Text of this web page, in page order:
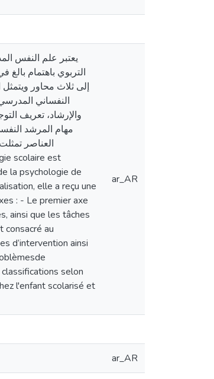
يعتبر علم النفس
التربوي باهتمام
إلى ثلاث محاور
النفساني
والإرشاد، تعريف
مهام المرشد
العناصر
la psychologie de
elle a reçu une
: - Le premier axe
ainsi que les tâches
au
d’intervention ainsi
selon
l'enfant scolarisé et
ar_AR
ar_AR